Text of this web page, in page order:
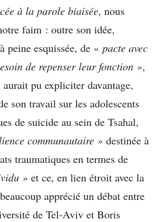
à la parole biaisée, nous
faim : outre son idée,
peine esquissée, de « pacte avec
de repenser leur fonction »,
pu expliciter davantage,
son travail sur les adolescents
de suicide au sein de Tsahal,
communautaire » destinée à
traumatiques en termes de
» et ce, en lien étroit avec la
apprécié un débat entre
de Tel-Aviv et Boris